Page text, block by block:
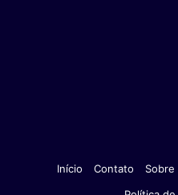
Início Contato